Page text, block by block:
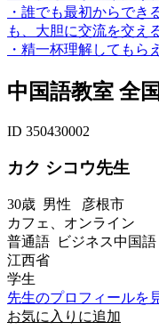
・誰でも最初からでき
も、大胆に交流を交え
・精一杯理解してもら
中国語教室 全
ID 350430002
カク シコウ先生
30歳 男性 彦根市
カフェ、オンライン
普通語 ビジネス中国語
江西省
学生
先生のプロフィールを
お気に入りに追加